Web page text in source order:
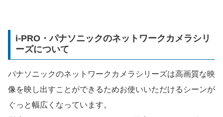
i-PRO・パナソニックのネットワークカメラシリ
ーズについて
パナソニックのネットワークカメラシリーズは高画質な映
像を映し出すことができるためお使いいただけるシーンが
ぐっと幅広くなっています。